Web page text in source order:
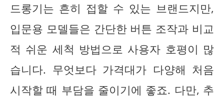
드롱기는 흔히 접할 수 있는 브랜드지만,
입문용 모델들은 간단한 버튼 조작과 비교
적 쉬운 세척 방법으로 사용자 호평이 많
습니다. 무엇보다 가격대가 다양해 처음
시작할 때 부담을 줄이기에 좋죠. 다만, 추